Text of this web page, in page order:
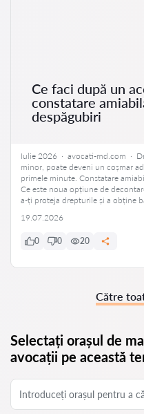
Ce faci după un
constatare
despăgubiri
Iulie 2026 · avocati-md.com ·
minor, poate deveni un coșmar
primele minute. Constatare
Ce este noua opțiune de
a-ți proteja drepturile și a obține
19.07.2026
0 0 20
Către
Selectați orașul de
avocații pe această